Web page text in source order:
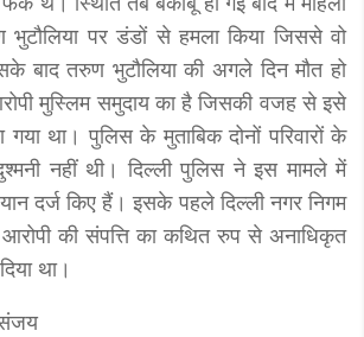
भुटौलिया पर डंडों से हमला किया जिससे वो
बाद तरुण भुटौलिया की अगले दिन मौत हो
मुस्लिम समुदाय का है जिसकी वजह से इसे
गया था। पुलिस के मुताबिक दोनों परिवारों के
नहीं थी। दिल्ली पुलिस ने इस मामले में
दर्ज किए हैं। इसके पहले दिल्ली नगर निगम
की संपत्ति का कथित रुप से अनाधिकृत
था।
संजय